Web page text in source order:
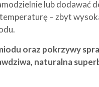
lub dodawać
– zbyt
oraz pokrzywy
naturalna